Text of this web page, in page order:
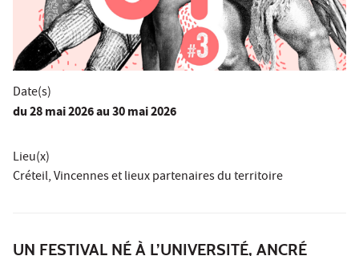
Date(s)
du28 mai 2026au 30 mai 2026
Lieu(x)
Créteil, Vincennes et lieux partenaires du territoire
UN FESTIVAL NÉ À L’UNIVERSITÉ, ANCRÉ